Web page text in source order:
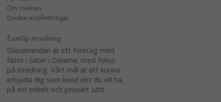
Om cookies
Cookie instÃ¤llningar
Lantlig inredning
Glasverandan är ett företag med
fäste i Säter i Dalarna, med fokus
på inredning. Vårt mål är att kunna
erbjuda dig som kund det du vill ha,
på ett enkelt och prisvärt sätt.